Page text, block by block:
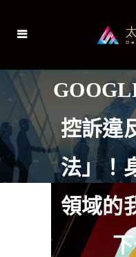
控訴違
法」！
領域的